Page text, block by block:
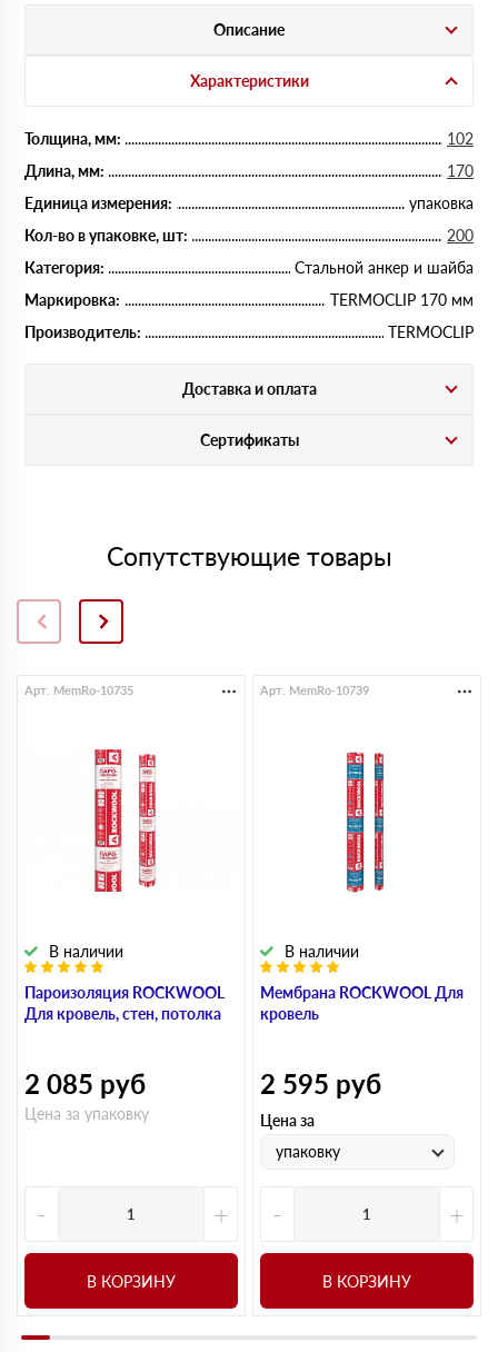
Описание
Характеристики
Толщина, мм:
102
Длина, мм:
170
Единица измерения:
упаковка
Кол-во в упаковке, шт:
200
Категория:
Стальной анкер и шайба
Маркировка:
TERMOCLIP 170 мм
Производитель:
TERMOCLIP
Доставка и оплата
Сертификаты
Сопутствующие товары
Пароизоляция ROCKWOOL
Для кровель, стен, потолка
В наличии
Арт. MemRo-10735
2 085 руб
Цена за упаковку
- +
В КОРЗИНУ
Мембрана ROCKWOOL Для
кровель
В наличии
Арт. MemRo-10739
2 595 руб
Цена за
упаковку
- +
В КОРЗИНУ